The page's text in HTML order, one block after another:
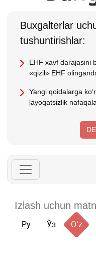
Buхgalterlar
tushuntirishlar:
EHF хavf darajasini
«qizil» EHF
Yangi qoidalarga
layoqatsizlik
Ру Ўз Oʻz